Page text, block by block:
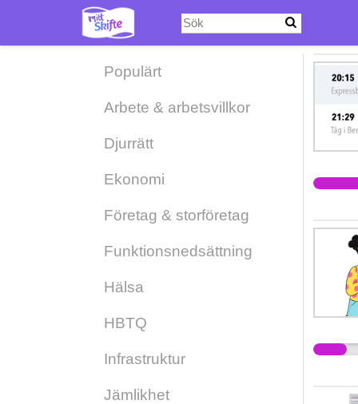
huvudinnehåll
Populärt
Arbete & arbetsvillkor
Djurrätt
Ekonomi
Företag & storföretag
Funktionsnedsättning
Hälsa
HBTQ
Infrastruktur
Jämlikhet